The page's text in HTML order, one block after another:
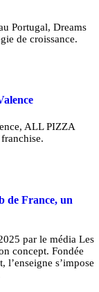
Portugal, Dreams
de croissance.
ALL PIZZA
de France, un
par le média Les
concept. Fondée
l’enseigne s’impose